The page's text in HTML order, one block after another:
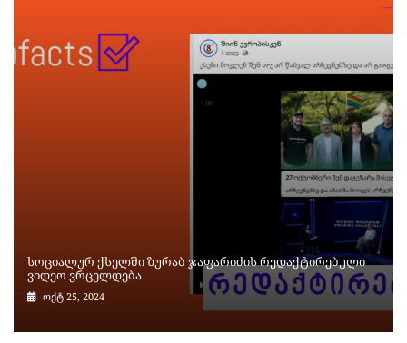
სოციალურ ქსელში ზურაბ ჯაფარიძის რედაქტირებული
ვიდეო ვრცელდება
ოქტ 25, 2024